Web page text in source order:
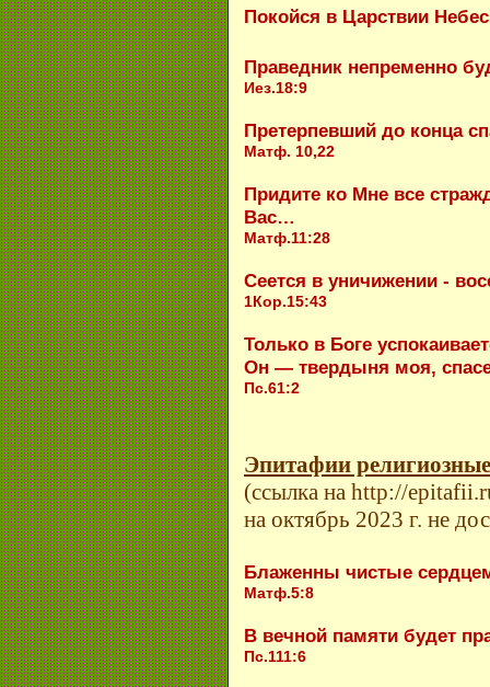
Покойся в Царствии
Праведник непременно
Иез.18:9
Претерпевший до конца
Матф. 10,22
Придите ко Мне все
Вас…
Матф.11:28
Сеется в уничижении -
1Кор.15:43
Только в Боге
Он — твердыня моя,
Пс.61:2
Эпитафии религиозные
(ссылка на http://
на октябрь 2023 г. не
Блаженны чистые
Матф.5:8
В вечной памяти будет
Пс.111:6